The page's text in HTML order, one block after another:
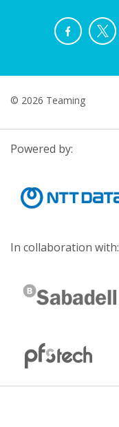
© 2026 Teaming
Powered by:
In collaboration with: